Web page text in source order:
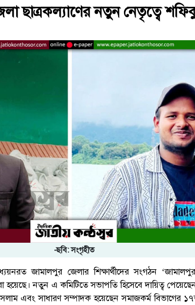
ছাত্রকল্যাণের নতুন নেতৃত্বে
-ছবি: সংগৃহীত
জামালপুর জেলার শিক্ষার্থীদের সংগঠন
নতুন এ কমিটিতে সভাপতি হিসেবে দায়িত্ব পেয়েছেন
এবং সাধারণ সম্পাদক হয়েছেন সমাজকর্ম বিভাগের